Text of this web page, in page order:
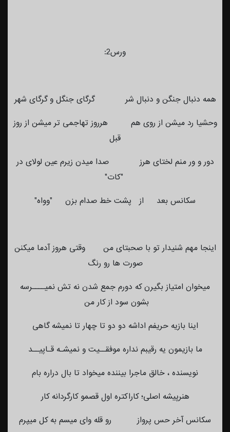
ورس2:
همه دنبال جنگن و دنبال شر گرگای جنگل و گرگای شهر
وحشیا رد میشن از روی هم هرروز تهاجمی تر میشن از روز
قبل
دور و ور منم لختای هرز صدا میدن زیرم عین لولای در
"کات"
سکانس بعد از پشت خط صدام بزن "وواه"
اینجا مهم شنیدار تو با صحبتای من وقتی هروز آدما میکنن
صورت ها رو رنگ
میخوان امتیاز بگیرن که دورم جمع شدن نه تش نمیــــرسه
بشون سود از کار من
اینا بازیه حریفم اداشه دو دو تا چهار تا نمیشه گاهی
ما بازیمون یه رقیبم نداره موفقــیت و نمیشـه قـاپیــد
نویسنده ، خالق ماجرا بیننده میخواد تا بال دراره بام
هنرپیشه اصلی؛ کاراکتره اول قصمو کارگردانه کار
سکانس آخر حس پرواز رو قله وای میسم به کل میپرم